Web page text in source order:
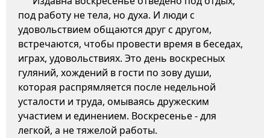
под работу не тела, но духа. И люди с
удовольствием общаются друг с другом,
встречаются, чтобы провести время в беседах,
играх, удовольствиях. Это день воскресных
гуляний, хождений в гости по зову души,
которая распрямляется после недельной
усталости и труда, омываясь дружеским
участием и единением. Воскресенье - для
легкой, а не тяжелой работы.